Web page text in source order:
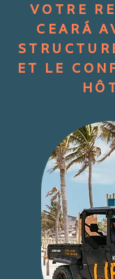
VOTRE
CEARÁ
ET LE